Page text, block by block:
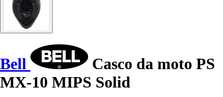
Bell
Casco da moto PS
MX-10 MIPS Solid